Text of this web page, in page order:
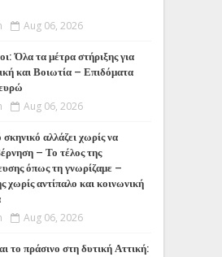
Aug 06, 2026
Όλα τα μέτρα στήριξης για
και Βοιωτία – Επιδόματα
Aug 06, 2026
σκηνικό αλλάζει χωρίς να
– Το τέλος της
όπως τη γνωρίζαμε –
χωρίς αντίπαλο και κοινωνική
Aug 06, 2026
το πράσινο στη δυτική Αττική: